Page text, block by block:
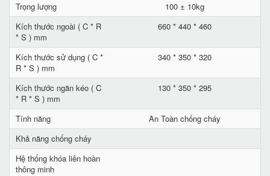
Trọng lượng
100 ± 10kg
Kích thước ngoài ( C * R
* S ) mm
660 * 440 * 460
Kích thước sử dụng ( C *
R * S ) mm
340 * 350 * 320
Kích thước ngăn kéo ( C
* R * S ) mm
130 * 350 * 295
Tính năng
An Toàn chống cháy
Khả năng chống cháy
Hệ thống khóa liên hoàn
thông minh